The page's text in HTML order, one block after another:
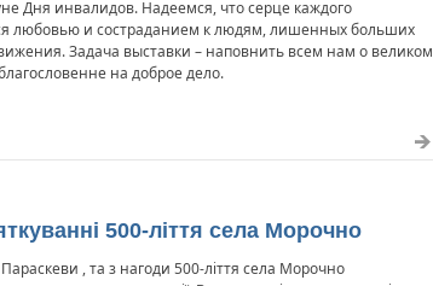
Дня инвалидов. Надеемся, что серце каждого
любовью и состраданием к людям, лишенных больших
Задача выставки – наповнить всем нам о великом
на доброе дело.
500-ліття села Морочно
, та з нагоди 500-ліття села Морочно